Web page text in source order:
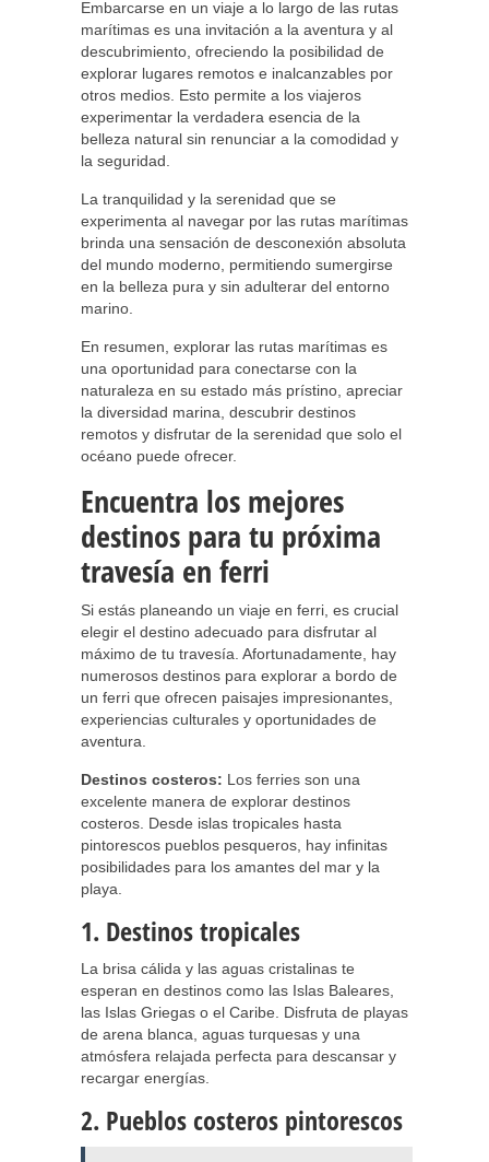
Embarcarse en un viaje a lo largo de las rutas
marítimas es una invitación a la aventura y al
descubrimiento, ofreciendo la posibilidad de
explorar lugares remotos e inalcanzables por
otros medios. Esto permite a los viajeros
experimentar la verdadera esencia de la
belleza natural sin renunciar a la comodidad y
la seguridad.
La tranquilidad y la serenidad que se
experimenta al navegar por las rutas marítimas
brinda una sensación de desconexión absoluta
del mundo moderno, permitiendo sumergirse
en la belleza pura y sin adulterar del entorno
marino.
En resumen, explorar las rutas marítimas es
una oportunidad para conectarse con la
naturaleza en su estado más prístino, apreciar
la diversidad marina, descubrir destinos
remotos y disfrutar de la serenidad que solo el
océano puede ofrecer.
Encuentra los mejores
destinos para tu próxima
travesía en ferri
Si estás planeando un viaje en ferri, es crucial
elegir el destino adecuado para disfrutar al
máximo de tu travesía. Afortunadamente, hay
numerosos destinos para explorar a bordo de
un ferri que ofrecen paisajes impresionantes,
experiencias culturales y oportunidades de
aventura.
Destinos costeros: Los ferries son una
excelente manera de explorar destinos
costeros. Desde islas tropicales hasta
pintorescos pueblos pesqueros, hay infinitas
posibilidades para los amantes del mar y la
playa.
1. Destinos tropicales
La brisa cálida y las aguas cristalinas te
esperan en destinos como las Islas Baleares,
las Islas Griegas o el Caribe. Disfruta de playas
de arena blanca, aguas turquesas y una
atmósfera relajada perfecta para descansar y
recargar energías.
2. Pueblos costeros pintorescos